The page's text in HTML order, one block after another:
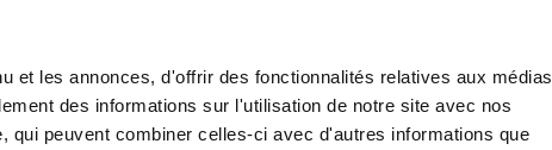
et les annonces, d'offrir des fonctionnalités relatives aux médias
des informations sur l'utilisation de notre site avec nos
qui peuvent combiner celles-ci avec d'autres informations que